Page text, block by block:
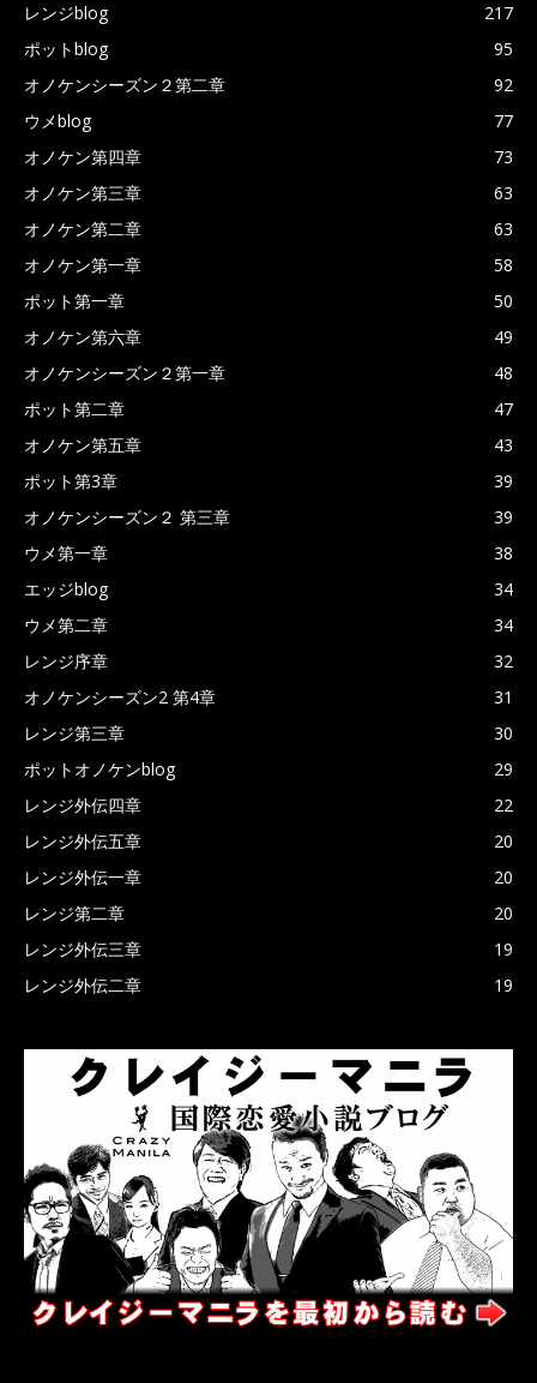
レンジblog
217
ポットblog
95
オノケンシーズン２第二章
92
ウメblog
77
オノケン第四章
73
オノケン第三章
63
オノケン第二章
63
オノケン第一章
58
ポット第一章
50
オノケン第六章
49
オノケンシーズン２第一章
48
ポット第二章
47
オノケン第五章
43
ポット第3章
39
オノケンシーズン２ 第三章
39
ウメ第一章
38
エッジblog
34
ウメ第二章
34
レンジ序章
32
オノケンシーズン2 第4章
31
レンジ第三章
30
ポットオノケンblog
29
レンジ外伝四章
22
レンジ外伝五章
20
レンジ外伝一章
20
レンジ第二章
20
レンジ外伝三章
19
レンジ外伝二章
19